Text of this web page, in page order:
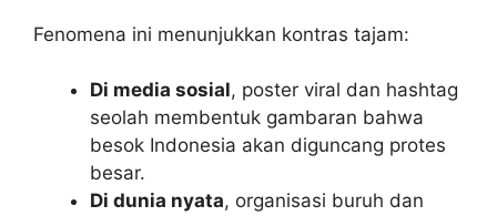
Fenomena ini menunjukkan kontras tajam:
Di media sosial, poster viral dan hashtag
seolah membentuk gambaran bahwa
besok Indonesia akan diguncang protes
besar.
Di dunia nyata, organisasi buruh dan